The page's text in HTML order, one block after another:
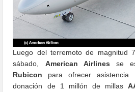
Luego del terremoto de magnitud
sábado, American Airlines se
Rubicon para ofrecer
donación de 1 millón de millas